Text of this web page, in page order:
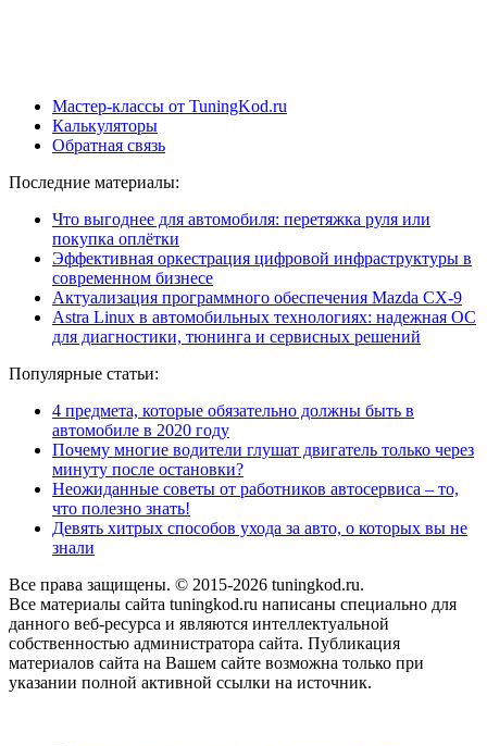
Мастер-классы от TuningKod.ru
Калькуляторы
Обратная связь
Последние материалы:
Что выгоднее для автомобиля: перетяжка руля или
покупка оплётки
Эффективная оркестрация цифровой инфраструктуры в
современном бизнесе
Актуализация программного обеспечения Mazda CX-9
Astra Linux в автомобильных технологиях: надежная ОС
для диагностики, тюнинга и сервисных решений
Популярные статьи:
4 предмета, которые обязательно должны быть в
автомобиле в 2020 году
Почему многие водители глушат двигатель только через
минуту после остановки?
Неожиданные советы от работников автосервиса – то,
что полезно знать!
Девять хитрых способов ухода за авто, о которых вы не
знали
Все права защищены. © 2015-2026 tuningkod.ru.
Все материалы сайта tuningkod.ru написаны специально для
данного веб-ресурса и являются интеллектуальной
собственностью администратора сайта. Публикация
материалов сайта на Вашем сайте возможна только при
указании полной активной ссылки на источник.